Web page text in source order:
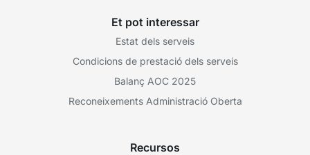
Et pot interessar
Estat dels serveis
Condicions de prestació dels serveis
Balanç AOC 2025
Reconeixements Administració Oberta
Recursos